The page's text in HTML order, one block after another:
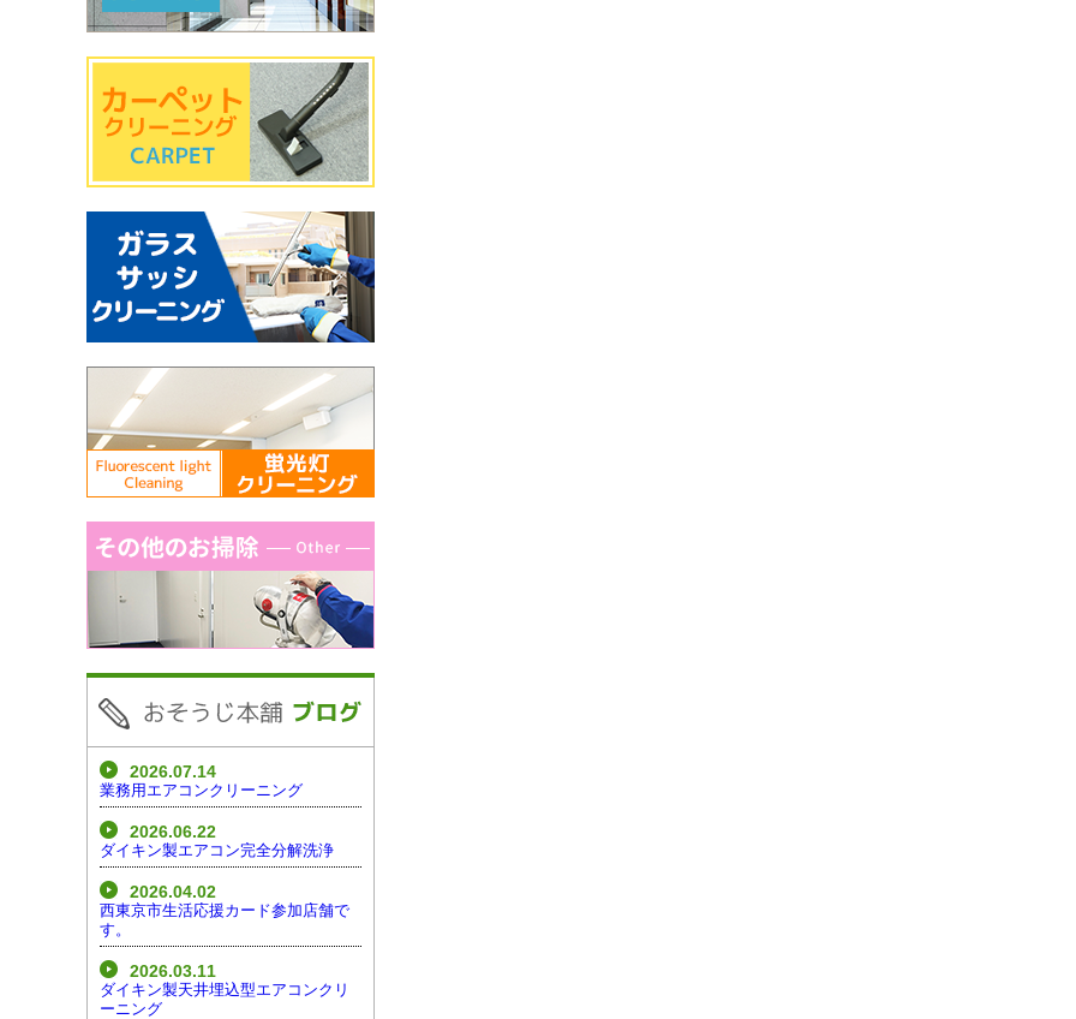
2026.07.14
業務用エアコンクリーニング
2026.06.22
ダイキン製エアコン完全分解洗浄
2026.04.02
西東京市生活応援カード参加店舗で
す。
2026.03.11
ダイキン製天井埋込型エアコンクリ
ーニング